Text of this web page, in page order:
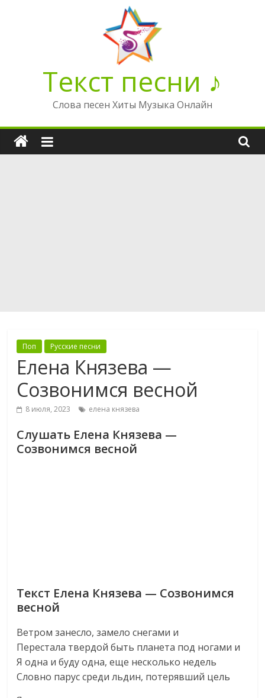
Текст песни ♪
Слова песен Хиты Музыка Онлайн
Поп Русские песни
Елена Князева —
Созвонимся весной
8 июля, 2023 елена князева
Слушать Елена Князева —
Созвонимся весной
Текст Елена Князева — Созвонимся
весной
Ветром занесло, замело снегами и
Перестала твердой быть планета под ногами и
Я одна и буду одна, еще несколько недель
Словно парус среди льдин, потерявший цель